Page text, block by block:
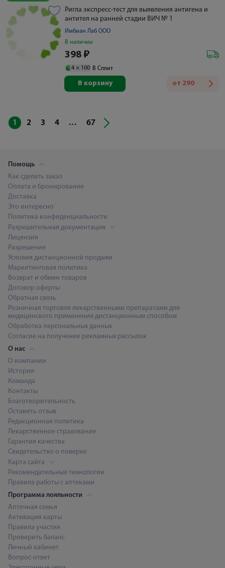
Ригла экспресс-тест для выявления антигена и
антител на ранней стадии ВИЧ № 1
Имбиан Лаб ООО
В наличии
398 ₽
4 × 100 В Сплит
от 290
В корзину
1 2 3 4 ... 67
Помощь
Как сделать заказ
Оплата и бронирование
Доставка
Это интересно
Политика конфиденциальности
Разрешительная документация
Лицензия
Разрешение
Условия дистанционной продажи
Маркетинговая политика
Возврат и обмен товаров
Договор оферты
Обратная связь
Розничная торговля лекарственными препаратами для
медицинского применения дистанционным способом
Обработка персональных данных
Согласие на получение рекламных рассылок
О нас
О компании
История
Команда
Контакты
Благотворительность
Оставить отзыв
Редакционная политика
Лекарственное страхование
Гарантия качества
Свидетельство о поверке
Карта сайта
Рекомендательные технологии
Правила работы с аптеками
Программа лояльности
Аптечная семья
Активация карты
Правила участия
Проверить баланс
Личный кабинет
Вопрос-ответ